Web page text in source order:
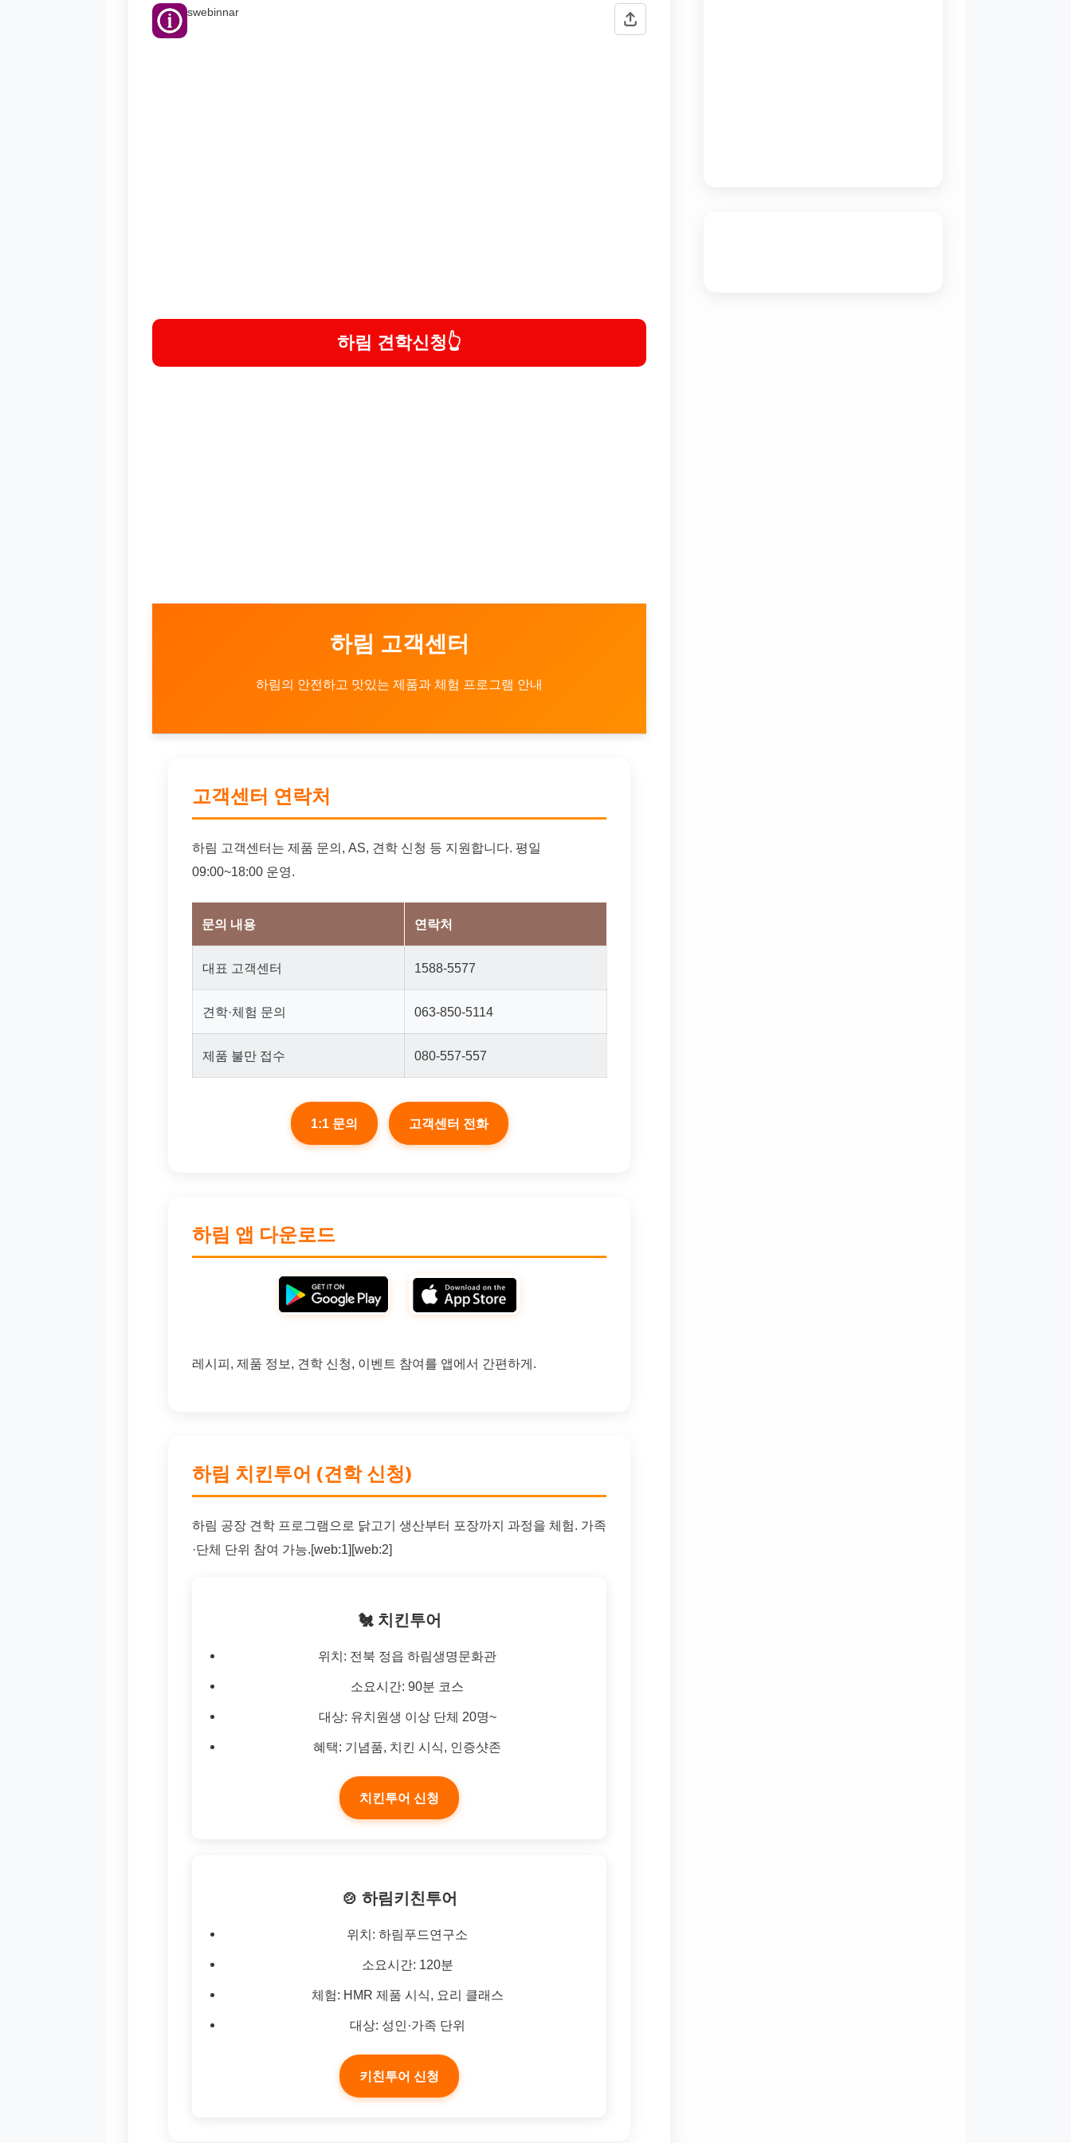
swebinnar
하림 견학신청
하림 고객센터
하림의 안전하고 맛있는 제품과 체험 프로그램 안내
고객센터 연락처
하림 고객센터는 제품 문의, AS, 견학 신청 등 지원합니다. 평일
09:00~18:00 운영.
문의 내용 연락처
대표 고객센터 1588-5577
견학·체험 문의 063-850-5114
제품 불만 접수 080-557-557
1:1 문의 고객센터 전화
하림 앱 다운로드
레시피, 제품 정보, 견학 신청, 이벤트 참여를 앱에서 간편하게.
하림 치킨투어 (견학 신청)
하림 공장 견학 프로그램으로 닭고기 생산부터 포장까지 과정을 체험. 가족
·단체 단위 참여 가능.[web:1][web:2]
🐔 치킨투어
위치: 전북 정읍 하림생명문화관
소요시간: 90분 코스
대상: 유치원생 이상 단체 20명~
혜택: 기념품, 치킨 시식, 인증샷존
치킨투어 신청
🍲 하림키친투어
위치: 하림푸드연구소
소요시간: 120분
체험: HMR 제품 시식, 요리 클래스
대상: 성인·가족 단위
키친투어 신청